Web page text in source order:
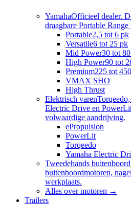
YamahaOfficieel dealer.
draagbare Portable
Portable2,5 tot 6 pk
Versatile6 tot 25 pk
Mid Power30 tot
High Power90 tot
Premium225 tot
VMAX SHO
High Thrust
Elektrisch varen
Electric Drive en
volwaardige aandrijving.
ePropulsion
PowerLit
Torqeedo
Yamaha Electric
Tweedehands
buitenboordmotoren,
werkplaats.
Alles overmotoren →
Trailers